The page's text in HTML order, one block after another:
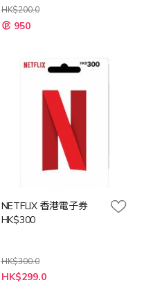
HK$200.0
950
NETFLIX 香港電子券
HK$300
HK$300.0
特
殊
HK$299.0